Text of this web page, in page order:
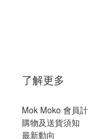
了解更多
Mok Moko 會員
購物及送貨須知
最新動向